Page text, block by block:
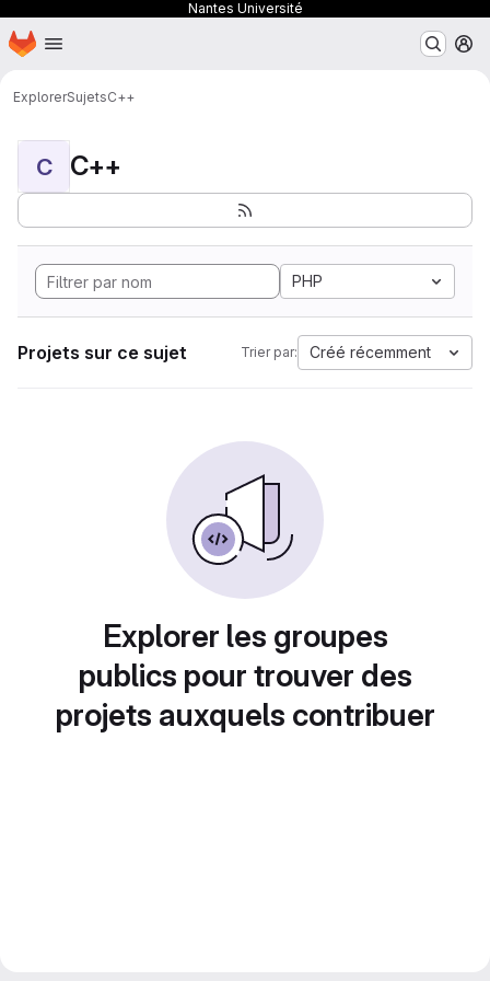
Nantes Université
Passer au contenu principal
Page d'accueil
ExplorerSujetsC++
C C++
PHP
Projets sur ce sujet Trier par: Créé récemment
Explorer les groupes
publics pour trouver des
projets auxquels contribuer